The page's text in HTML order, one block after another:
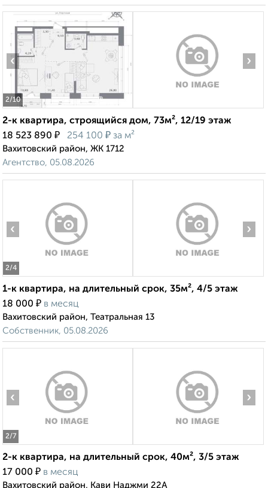
2/10
‹ ›
2-к квартира, строящийся дом, 73м², 12/19 этаж
18 523 890 ₽ 254 100 ₽ за м²
Вахитовский район, ЖК 1712
Агентство, 05.08.2026
2/4
‹ ›
1-к квартира, на длительный срок, 35м², 4/5 этаж
18 000 ₽ в месяц
Вахитовский район, Театральная 13
Собственник, 05.08.2026
2/7
‹ ›
2-к квартира, на длительный срок, 40м², 3/5 этаж
17 000 ₽ в месяц
Вахитовский район, Кави Наджми 22А